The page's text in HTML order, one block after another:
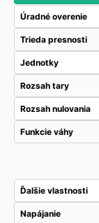
Úradné overenie
Trieda presnosti
Jednotky
Rozsah tary
Rozsah nulovania
Funkcie váhy
Ďalšie vlastnosti
Napájanie